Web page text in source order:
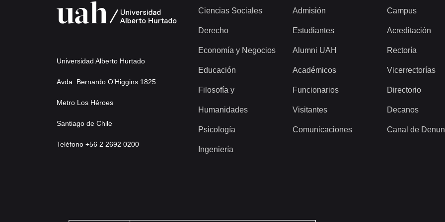
Universidad Alberto Hurtado
Avda. Bernardo O’Higgins 1825
Metro Los Héroes
Santiago de Chile
Teléfono +56 2 2692 0200
Ciencias Sociales
Derecho
Economía y Negocios
Educación
Filosofía y
Humanidades
Psicología
Ingeniería
Admisión
Estudiantes
Alumni UAH
Académicos
Funcionarios
Visitantes
Comunicaciones
Campus
Acreditación
Rectoría
Vicerrectorías
Directorio
Decanos
Canal de